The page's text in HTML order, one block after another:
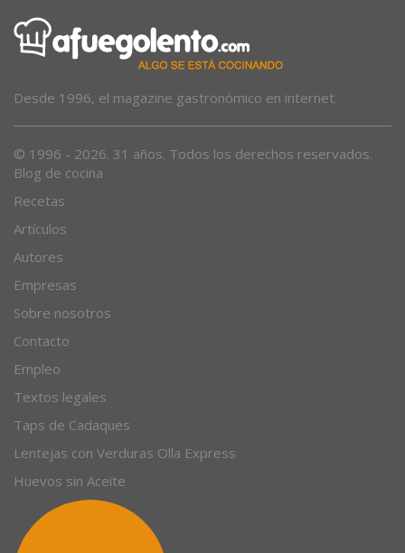
Desde 1996, el magazine gastronómico en internet.
© 1996 - 2026. 31 años. Todos los derechos reservados.
Blog de cocina
Recetas
Artículos
Autores
Empresas
Sobre nosotros
Contacto
Empleo
Textos legales
Taps de Cadaques
Lentejas con Verduras Olla Express
Huevos sin Aceite